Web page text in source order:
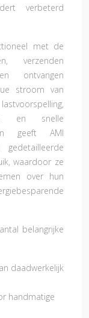
verbeterd
met de
verzenden
ontvangen
stroom van
en snelle
geeft AMI
waardoor ze
over hun
belangrijke
daadwerkelijk
handmatige